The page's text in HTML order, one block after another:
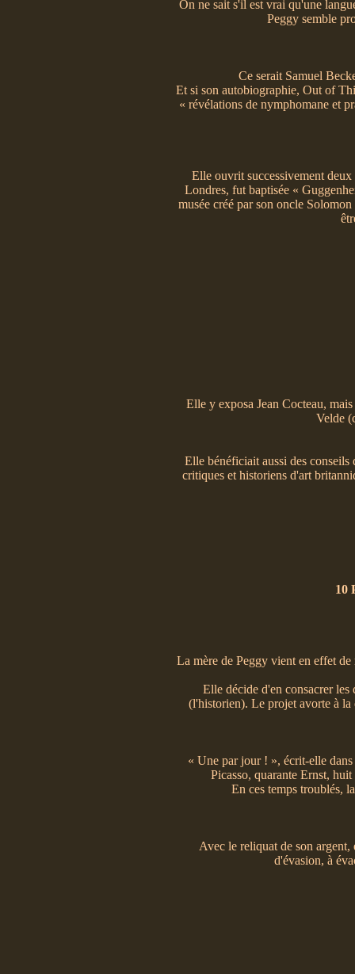
On ne sait s'il est vrai qu'une
Peggy semble
Ce serait Samuel
Et si son autobiographie, Out of
« révélations de nymphomane et
Elle ouvrit successivement
Londres, fut baptisée «
musée créé par son oncle
Elle y exposa Jean Cocteau,
Velde
Elle bénéficiait aussi des
critiques et historiens d'art
10
La mère de Peggy vient en effet
Elle décide d'en consacrer
(l'historien). Le projet avorte à la
« Une par jour ! », écrit-elle
Picasso, quarante Ernst,
En ces temps troublés,
Avec le reliquat de son
d'évasion, à